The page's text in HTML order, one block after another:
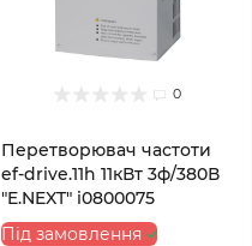
0
Перетворювач частоти
ef-drive.11h 11кВт 3ф/380В
"E.NEXT" i0800075
Під замовлення